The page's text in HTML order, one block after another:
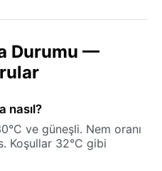
Durumu —
nasıl?
ve güneşli. Nem oranı
Koşullar 32°C gibi